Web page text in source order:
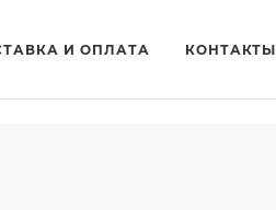
И ОПЛАТА КОНТАКТЫ